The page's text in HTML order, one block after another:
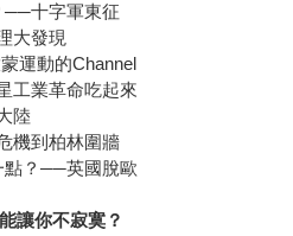
──十字軍東征
大發現
運動的Channel
工業革命吃起來
陸
機到柏林圍牆
點？──英國脫歐
讓你不寂寞？